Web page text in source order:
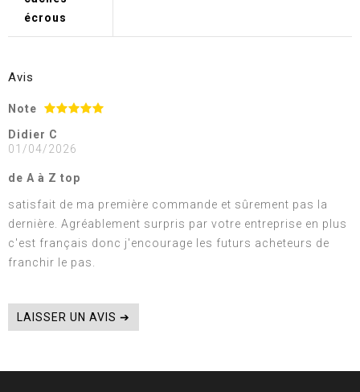
écrous
Avis
Note
Didier C
01/04/2026
de A à Z top
satisfait de ma première commande et sûrement pas la
dernière. Agréablement surpris par votre entreprise en plus
c'est français donc j'encourage les futurs acheteurs de
franchir le pas.
LAISSER UN AVIS ➔